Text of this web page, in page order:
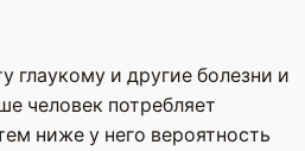
глаукому и другие болезни и
человек потребляет
ниже у него вероятность